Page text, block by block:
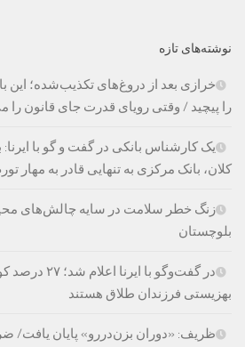
نوشته‌های تازه
خرازی بعد از دروغ‌های تکذیب‌شده؛ این
را پیچید / وقتی رویای قدرت جای قانون را
یک کارشناس بانکی در گفت و گو با
کلان، بانک مرکزی به تنهایی قادر به مهار
زنگ خطر سلامت در سایه چالش‌های
بلوچستان
در گفت‌وگو با
بهزیستی فرزندان طلاق هستند
ظریف: «دوران بزن‌دررو» پایان یافت/